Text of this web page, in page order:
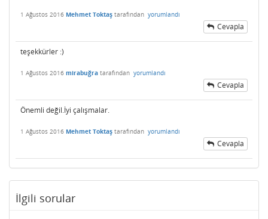
1 Ağustos 2016 Mehmet Toktaş tarafından yorumlandı
Cevapla
teşekkürler :)
1 Ağustos 2016 mirabuğra tarafından yorumlandı
Cevapla
Önemli değil.İyi çalışmalar.
1 Ağustos 2016 Mehmet Toktaş tarafından yorumlandı
Cevapla
İlgili sorular